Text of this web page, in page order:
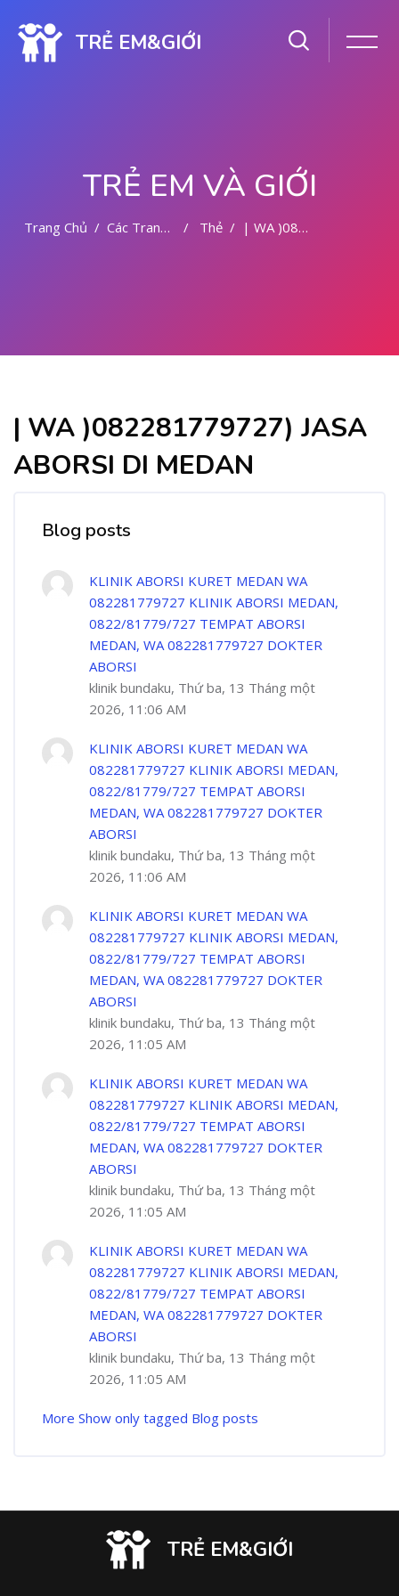
TRẺ EM&GIỚI
TRẺ EM VÀ GIỚI
Trang Chủ Các Trang Của Hệ Thống Thẻ | WA )082281779727) JASA ABORSI DI MEDAN
| WA )082281779727) JASA
ABORSI DI MEDAN
Blog posts
KLINIK ABORSI KURET MEDAN WA
082281779727 KLINIK ABORSI MEDAN,
0822/81779/727 TEMPAT ABORSI
MEDAN, WA 082281779727 DOKTER
ABORSI
klinik bundaku, Thứ ba, 13 Tháng một
2026, 11:06 AM
KLINIK ABORSI KURET MEDAN WA
082281779727 KLINIK ABORSI MEDAN,
0822/81779/727 TEMPAT ABORSI
MEDAN, WA 082281779727 DOKTER
ABORSI
klinik bundaku, Thứ ba, 13 Tháng một
2026, 11:06 AM
KLINIK ABORSI KURET MEDAN WA
082281779727 KLINIK ABORSI MEDAN,
0822/81779/727 TEMPAT ABORSI
MEDAN, WA 082281779727 DOKTER
ABORSI
klinik bundaku, Thứ ba, 13 Tháng một
2026, 11:05 AM
KLINIK ABORSI KURET MEDAN WA
082281779727 KLINIK ABORSI MEDAN,
0822/81779/727 TEMPAT ABORSI
MEDAN, WA 082281779727 DOKTER
ABORSI
klinik bundaku, Thứ ba, 13 Tháng một
2026, 11:05 AM
KLINIK ABORSI KURET MEDAN WA
082281779727 KLINIK ABORSI MEDAN,
0822/81779/727 TEMPAT ABORSI
MEDAN, WA 082281779727 DOKTER
ABORSI
klinik bundaku, Thứ ba, 13 Tháng một
2026, 11:05 AM
More Show only tagged Blog posts
TRẺ EM&GIỚI